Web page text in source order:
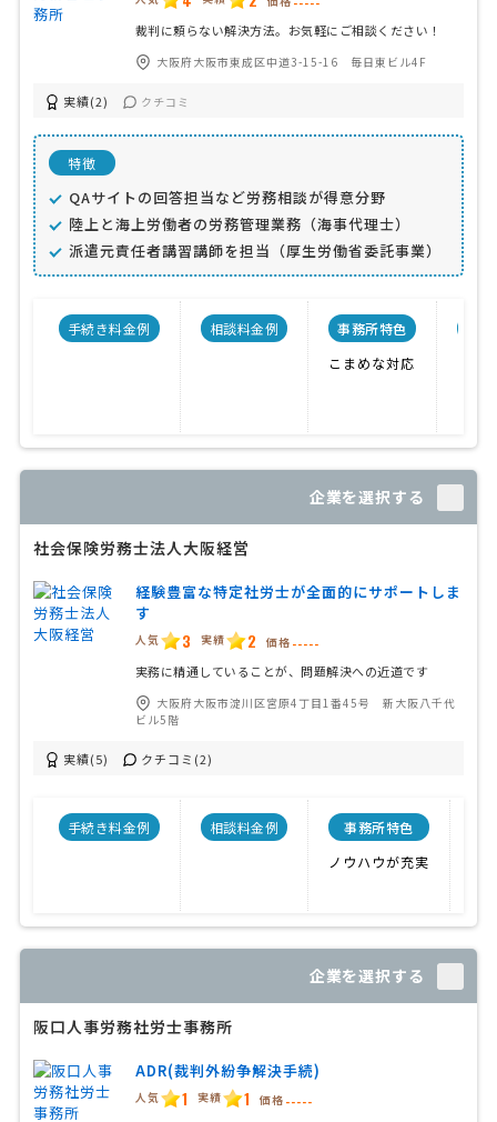
裁判に頼らない解決方法。お気軽にご相談ください！
大阪府大阪市東成区中道3-15-16 毎日東ビル4F
実績(2) クチコミ
特徴
QAサイトの回答担当など労務相談が得意分野
陸上と海上労働者の労務管理業務（海事代理士）
派遣元責任者講習講師を担当（厚生労働省委託事業）
手続き料金例 相談料金例
事務所特色
こまめな対応
企業を選択する
社会保険労務士法人大阪経営
経験豊富な特定社労士が全面的にサポートしま
す
人気 3 実績 2 価格 -----
実務に精通していることが、問題解決への近道です
大阪府大阪市淀川区宮原4丁目1番45号 新大阪八千代
ビル5階
実績(5) クチコミ(2)
手続き料金例 相談料金例
事務所特色
ノウハウが充実
企業を選択する
阪口人事労務社労士事務所
ADR(裁判外紛争解決手続)
人気 1 実績 1 価格 -----